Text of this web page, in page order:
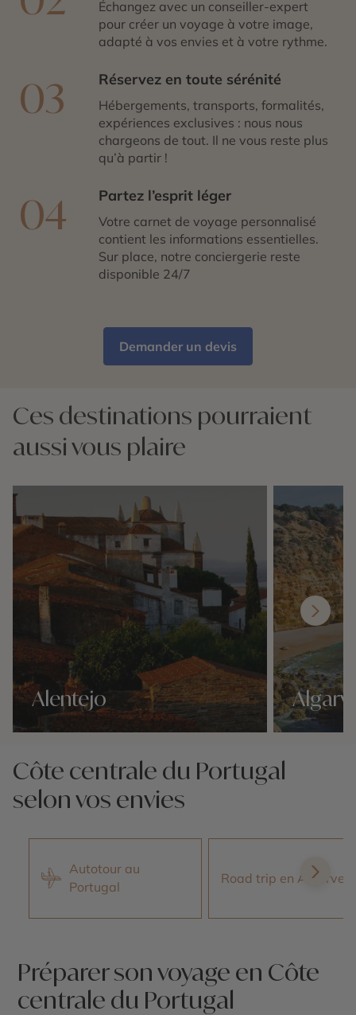
Échangez avec un conseiller-expert
pour créer un voyage à votre image,
adapté à vos envies et à votre rythme.
03 Réservez en toute sérénité
Hébergements, transports, formalités,
expériences exclusives : nous nous
chargeons de tout. Il ne vous reste plus
qu’à partir !
04 Partez l’esprit léger
Votre carnet de voyage personnalisé
contient les informations essentielles.
Sur place, notre conciergerie reste
disponible 24/7
Demander un devis
Ces destinations pourraient
aussi vous plaire
Alentejo
Côte centrale du Portugal
selon vos envies
Autotour au
Portugal
Road trip en Algarve
Préparer son voyage en Côte
centrale du Portugal